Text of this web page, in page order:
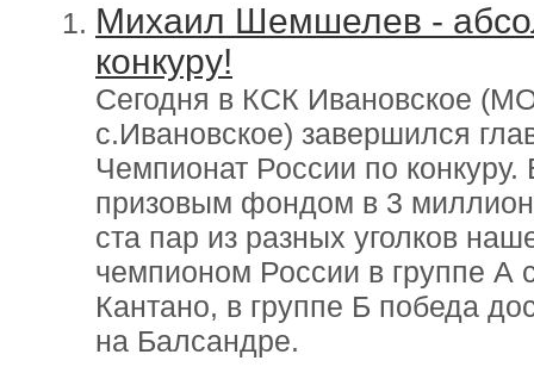
Михаил Шемшелев -
конкуру!
Сегодня в КСК Ивановское
с.Ивановское) завершился
Чемпионат России по
призовым фондом в 3
ста пар из разных уголков
чемпионом России в группе
Кантано, в группе Б победа
на Балсандре.